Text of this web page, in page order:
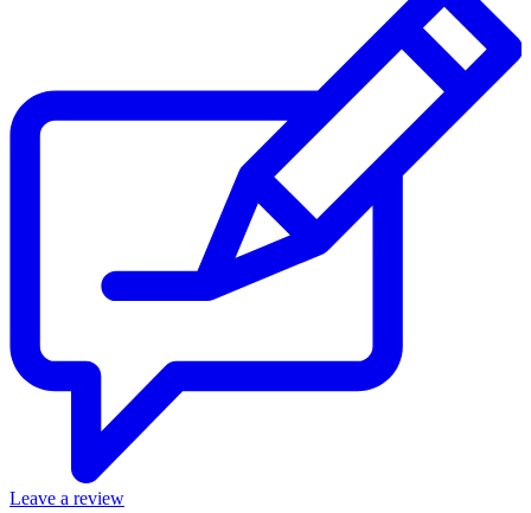
Leave a review